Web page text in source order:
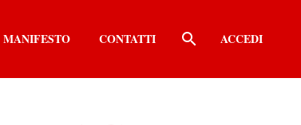
MANIFESTO CONTATTI ACCEDI